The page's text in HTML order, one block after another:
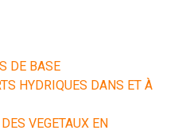
DE BASE
HYDRIQUES DANS ET À
VEGETAUX EN